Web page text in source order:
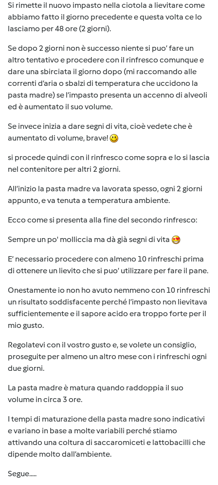
Si rimette il nuovo impasto nella ciotola a lievitare come
abbiamo fatto il giorno precedente e questa volta ce lo
lasciamo per 48 ore (2 giorni).
Se dopo 2 giorni non è successo niente si puo’ fare un
altro tentativo e procedere con il rinfresco comunque e
dare una sbirciata il giorno dopo (mi raccomando alle
correnti d’aria o sbalzi di temperatura che uccidono la
pasta madre) se l’impasto presenta un accenno di alveoli
ed è aumentato il suo volume.
Se invece inizia a dare segni di vita, cioè vedete che è
aumentato di volume, brave!
si procede quindi con il rinfresco come sopra e lo si lascia
nel contenitore per altri 2 giorni.
All’inizio la pasta madre va lavorata spesso, ogni 2 giorni
appunto, e va tenuta a temperatura ambiente.
Ecco come si presenta alla fine del secondo rinfresco:
Sempre un po' molliccia ma dà già segni di vita
E’ necessario procedere con almeno 10 rinfreschi prima
di ottenere un lievito che si puo’ utilizzare per fare il pane.
Onestamente io non ho avuto nemmeno con 10 rinfreschi
un risultato soddisfacente perché l’impasto non lievitava
sufficientemente e il sapore acido era troppo forte per il
mio gusto.
Regolatevi con il vostro gusto e, se volete un consiglio,
proseguite per almeno un altro mese con i rinfreschi ogni
due giorni.
La pasta madre è matura quando raddoppia il suo
volume in circa 3 ore.
I tempi di maturazione della pasta madre sono indicativi
e variano in base a molte variabili perché stiamo
attivando una coltura di saccaromiceti e lattobacilli che
dipende molto dall’ambiente.
Segue.....